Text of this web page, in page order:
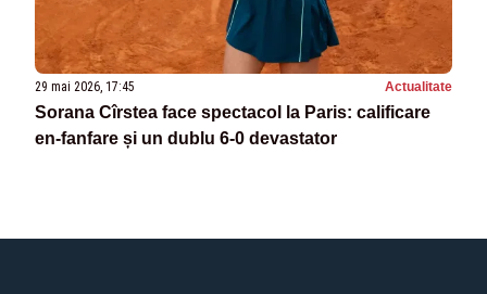
29 mai 2026, 17:45 Actualitate
Sorana Cîrstea face spectacol la Paris: calificare
en-fanfare și un dublu 6-0 devastator